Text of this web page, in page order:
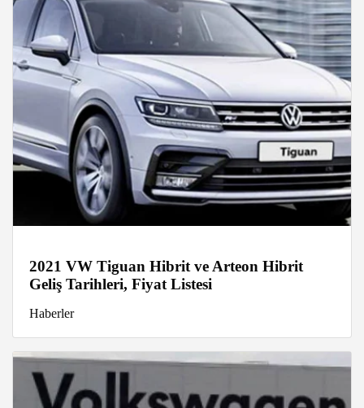
2021 VW Tiguan Hibrit ve Arteon Hibrit
Geliş Tarihleri, Fiyat Listesi
Haberler